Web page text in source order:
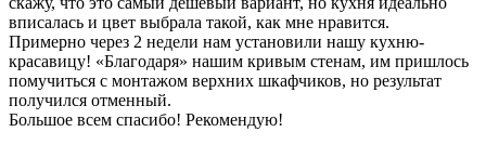
вписалась и цвет выбрала такой, как мне нравится.
Примерно через 2 недели нам установили нашу кухню-
красавицу! «Благодаря» нашим кривым стенам, им пришлось
помучиться с монтажом верхних шкафчиков, но результат
получился отменный.
Большое всем спасибо! Рекомендую!